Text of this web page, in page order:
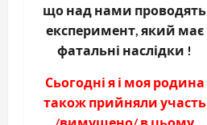
що над нами проводять
експеримент, який має
фатальні наслідки !
Сьогодні я і моя родина
також прийняли участь